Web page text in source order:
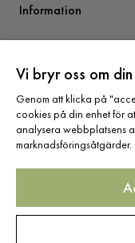
Information
Sortiment
Vi bryr oss om
Genom att klicka på
cookies på din enhet för
analysera webbplatsens
marknadsföringsåtgärder.